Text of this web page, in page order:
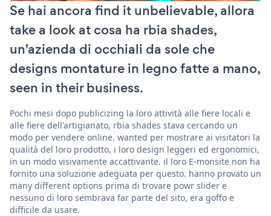
Se hai ancora find it unbelievable, allora
take a look at cosa ha rbia shades,
un'azienda di occhiali da sole che
designs montature in legno fatte a mano,
seen in their business.
Pochi mesi dopo publicizing la loro attività alle fiere locali e
alle fiere dell'artigianato, rbia shades stava cercando un
modo per vendere online. wanted per mostrare ai visitatori la
qualità del loro prodotto, i loro design leggeri ed ergonomici,
in un modo visivamente accattivante. il loro E-monsite non ha
fornito una soluzione adeguata per questo. hanno provato un
many different options prima di trovare powr slider e
nessuno di loro sembrava far parte del sito, era goffo e
difficile da usare.